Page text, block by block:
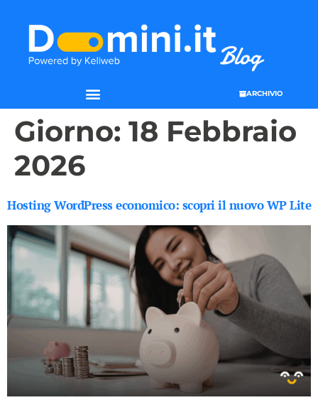
ARCHIVIO
Giorno: 18 Febbraio
2026
Hosting WordPress economico: scopri il nuovo WP Lite